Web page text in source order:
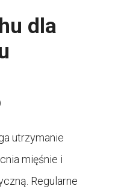
dla
utrzymanie
mięśnie i
Regularne